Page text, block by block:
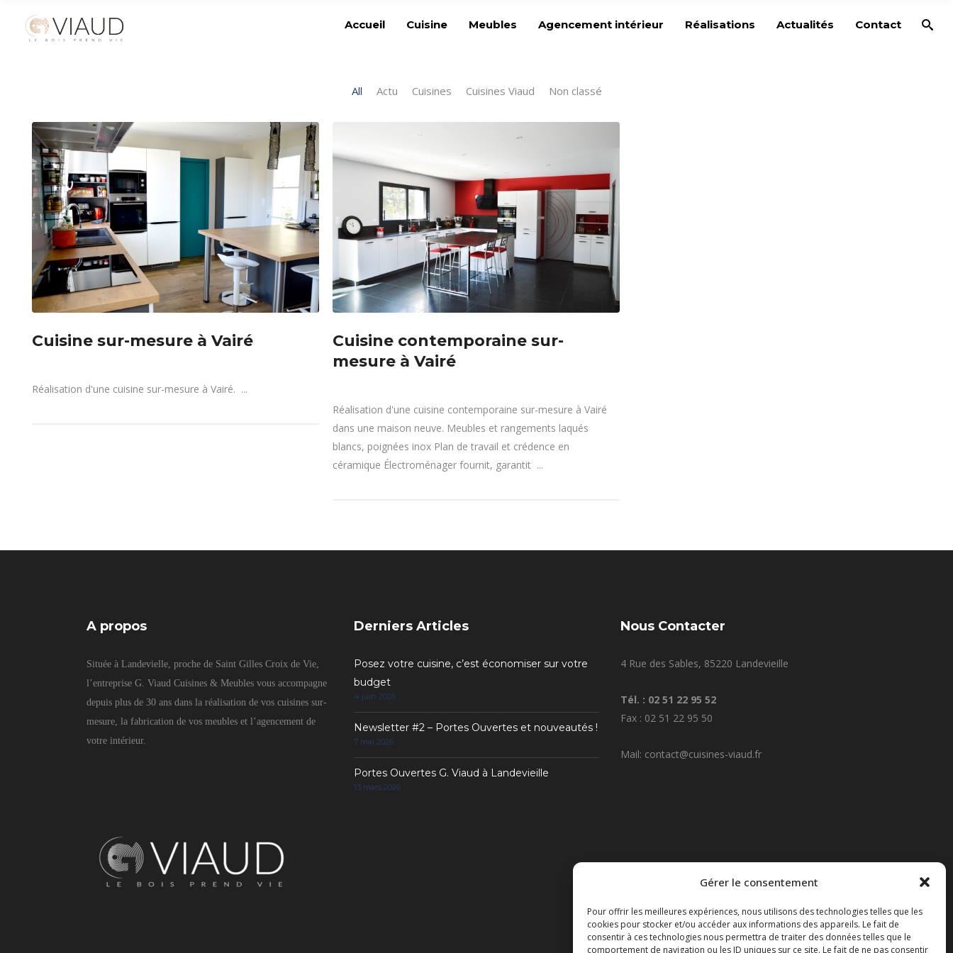
Gérer le consentement
Pour offrir les meilleures expériences, nous utilisons des technologies telles que les
cookies pour stocker et/ou accéder aux informations des appareils. Le fait de
consentir à ces technologies nous permettra de traiter des données telles que le
comportement de navigation ou les ID uniques sur ce site. Le fait de ne pas consentir
Accueil Cuisine Meubles Agencement intérieur Réalisations Actualités Contact
All Actu Cuisines Cuisines Viaud Non classé
Cuisine sur-mesure à Vairé
Réalisation d'une cuisine sur-mesure à Vairé. ...
Cuisine contemporaine sur-
mesure à Vairé
Réalisation d'une cuisine contemporaine sur-mesure à Vairé
dans une maison neuve. Meubles et rangements laqués
blancs, poignées inox Plan de travail et crédence en
céramique Électroménager fournit, garantit ...
A propos
Située à Landevielle, proche de Saint Gilles Croix de Vie,
l’entreprise G. Viaud Cuisines & Meubles vous accompagne
depuis plus de 30 ans dans la réalisation de vos cuisines sur-
mesure, la fabrication de vos meubles et l’agencement de
votre intérieur.
Derniers Articles
Posez votre cuisine, c’est économiser sur votre
budget
4 juin 2026
Newsletter #2 – Portes Ouvertes et nouveautés !
7 mai 2026
Portes Ouvertes G. Viaud à Landevieille
13 mars 2026
Nous Contacter
4 Rue des Sables, 85220 Landevieille
Tél. : 02 51 22 95 52
Fax : 02 51 22 95 50
Mail: contact@cuisines-viaud.fr